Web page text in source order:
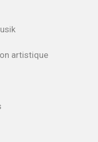
artistique